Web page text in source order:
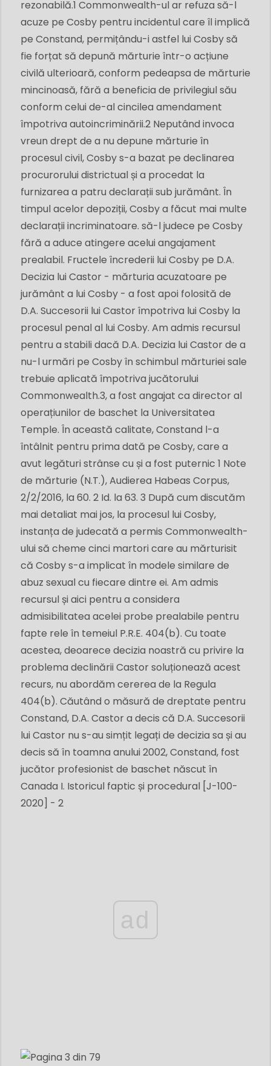
rezonabilă.1 Commonwealth-ul ar refuza să-l
acuze pe Cosby pentru incidentul care îl implică
pe Constand, permițându-i astfel lui Cosby să
fie forțat să depună mărturie într-o acțiune
civilă ulterioară, conform pedeapsa de mărturie
mincinoasă, fără a beneficia de privilegiul său
conform celui de-al cincilea amendament
împotriva autoincriminării.2 Neputând invoca
vreun drept de a nu depune mărturie în
procesul civil, Cosby s-a bazat pe declinarea
procurorului districtual și a procedat la
furnizarea a patru declarații sub jurământ. În
timpul acelor depoziții, Cosby a făcut mai multe
declarații incriminatoare. să-l judece pe Cosby
fără a aduce atingere acelui angajament
prealabil. Fructele încrederii lui Cosby pe D.A.
Decizia lui Castor - mărturia acuzatoare pe
jurământ a lui Cosby - a fost apoi folosită de
D.A. Succesorii lui Castor împotriva lui Cosby la
procesul penal al lui Cosby. Am admis recursul
pentru a stabili dacă D.A. Decizia lui Castor de a
nu-l urmări pe Cosby în schimbul mărturiei sale
trebuie aplicată împotriva jucătorului
Commonwealth.3, a fost angajat ca director al
operațiunilor de baschet la Universitatea
Temple. În această calitate, Constand l-a
întâlnit pentru prima dată pe Cosby, care a
avut legături strânse cu și a fost puternic 1 Note
de mărturie (N.T.), Audierea Habeas Corpus,
2/2/2016, la 60. 2 Id. la 63. 3 După cum discutăm
mai detaliat mai jos, la procesul lui Cosby,
instanța de judecată a permis Commonwealth-
ului să cheme cinci martori care au mărturisit
că Cosby s-a implicat în modele similare de
abuz sexual cu fiecare dintre ei. Am admis
recursul și aici pentru a considera
admisibilitatea acelei probe prealabile pentru
fapte rele în temeiul P.R.E. 404(b). Cu toate
acestea, deoarece decizia noastră cu privire la
problema declinării Castor soluționează acest
recurs, nu abordăm cererea de la Regula
404(b). Căutând o măsură de dreptate pentru
Constand, D.A. Castor a decis că D.A. Succesorii
lui Castor nu s-au simțit legați de decizia sa și au
decis să în toamna anului 2002, Constand, fost
jucător profesionist de baschet născut în
Canada I. Istoricul faptic și procedural [J-100-
2020] - 2
ad